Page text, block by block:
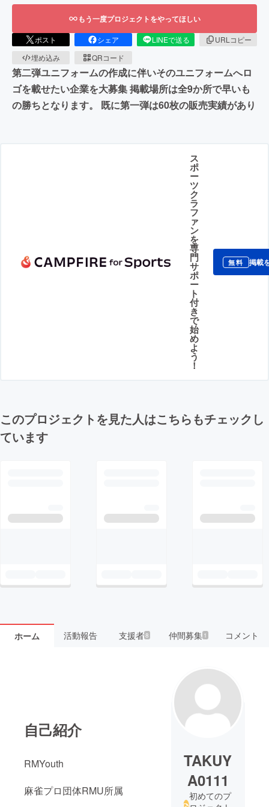
もう一度プロジェクトをやってほしい
ポスト シェア LINEで送る
URLコピー
埋め込み
QRコード
第二弾ユニフォームの作成に伴いそのユニフォームへロ
ゴを載せたい企業を大募集 掲載場所は全9か所で早いも
の勝ちとなります。 既に第一弾は60枚の販売実績があり
ス
ポ
ー
ツ
ク
ラ
フ
ァ
ン
を
専
門
サ
ポ
ー
ト
付
き
で
始
め
よ
う
！
無料 掲載
このプロジェクトを見た人はこちらもチェックし
ています
ホーム 活動報告 支援者8 仲間募集 1 コメント
自己紹介
RMYouth
麻雀プロ団体RMU所属
TAKUY
A0111
初めてのプ